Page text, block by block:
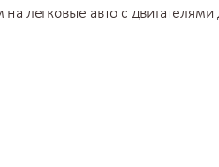
легковые авто с